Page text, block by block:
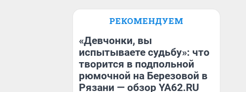
РЕКОМЕНДУЕМ
«Девчонки, вы
испытываете судьбу»: что
творится в подпольной
рюмочной на Березовой в
Рязани — обзор YA62.RU